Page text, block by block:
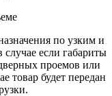
по узким и
если габариты
проемов или
товар будет передан